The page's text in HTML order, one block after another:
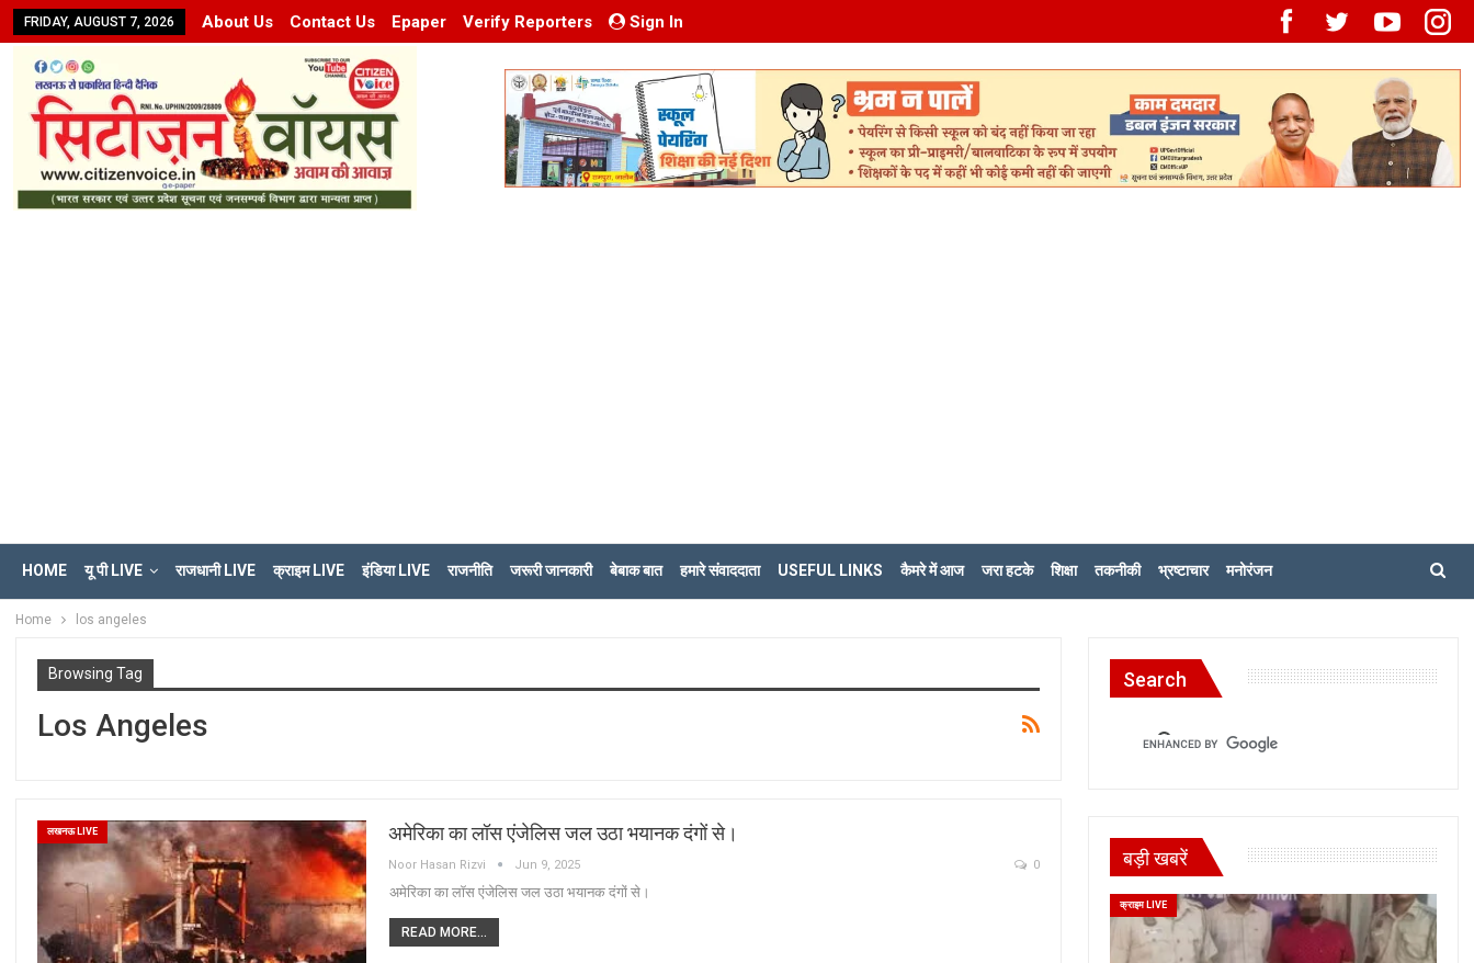
FRIDAY, AUGUST 7, 2026 About Us Contact Us Epaper Verify Reporters Sign In
HOME यू पी LIVE राजधानी LIVE क्राइम LIVE इंडिया LIVE राजनीति जरूरी जानकारी बेबाक बात हमारे संवाददाता USEFUL LINKS कैमरे में आज जरा हटके शिक्षा तकनीकी भ्रष्टाचार मनोरंजन
Home los angeles
Browsing Tag
Los Angeles
लखनऊ LIVE अमेरिका का लॉस एंजेलिस जल उठा भयानक दंगों से।
Noor Hasan Rizvi Jun 9, 2025 0
अमेरिका का लॉस एंजेलिस जल उठा भयानक दंगों से।
READ MORE...
Search
बड़ी खबरें
क्राइम LIVE